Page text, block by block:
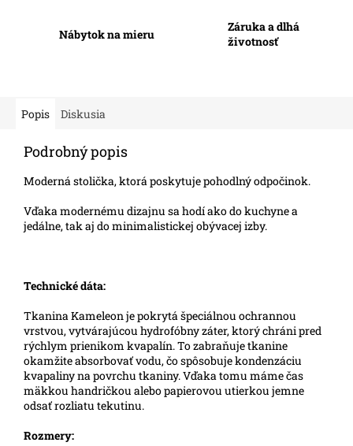
Nábytok na mieru
Záruka a dlhá
životnosť
Popis Diskusia
Podrobný popis
Moderná stolička, ktorá poskytuje pohodlný odpočinok.
Vďaka modernému dizajnu sa hodí ako do kuchyne a
jedálne, tak aj do minimalistickej obývacej izby.
Technické dáta:
Tkanina Kameleon je pokrytá špeciálnou ochrannou
vrstvou, vytvárajúcou hydrofóbny záter, ktorý chráni pred
rýchlym prienikom kvapalín. To zabraňuje tkanine
okamžite absorbovať vodu, čo spôsobuje kondenzáciu
kvapaliny na povrchu tkaniny. Vďaka tomu máme čas
mäkkou handričkou alebo papierovou utierkou jemne
odsať rozliatu tekutinu.
Rozmery: